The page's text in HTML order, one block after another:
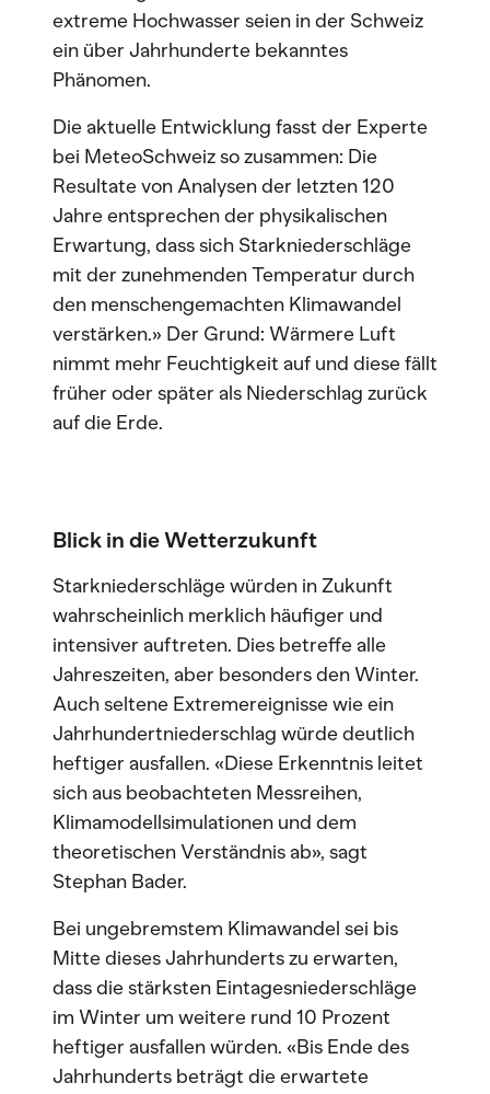
extreme Hochwasser seien in der Schweiz
ein über Jahrhunderte bekanntes
Phänomen.
Die aktuelle Entwicklung fasst der Experte
bei MeteoSchweiz so zusammen: Die
Resultate von Analysen der letzten 120
Jahre entsprechen der physikalischen
Erwartung, dass sich Starkniederschläge
mit der zunehmenden Temperatur durch
den menschengemachten Klimawandel
verstärken.» Der Grund: Wärmere Luft
nimmt mehr Feuchtigkeit auf und diese fällt
früher oder später als Niederschlag zurück
auf die Erde.
Blick in die Wetterzukunft
Starkniederschläge würden in Zukunft
wahrscheinlich merklich häufiger und
intensiver auftreten. Dies betreffe alle
Jahreszeiten, aber besonders den Winter.
Auch seltene Extremereignisse wie ein
Jahrhundertniederschlag würde deutlich
heftiger ausfallen. «Diese Erkenntnis leitet
sich aus beobachteten Messreihen,
Klimamodellsimulationen und dem
theoretischen Verständnis ab», sagt
Stephan Bader.
Bei ungebremstem Klimawandel sei bis
Mitte dieses Jahrhunderts zu erwarten,
dass die stärksten Eintagesniederschläge
im Winter um weitere rund 10 Prozent
heftiger ausfallen würden. «Bis Ende des
Jahrhunderts beträgt die erwartete